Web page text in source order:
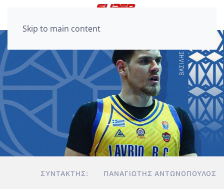
Skip to main content
ΣΥΝΤΆΚΤΗΣ: ΠΑΝΑΓΙΏΤΗΣ ΑΝΤΩΝΌΠΟΥΛΟΣ